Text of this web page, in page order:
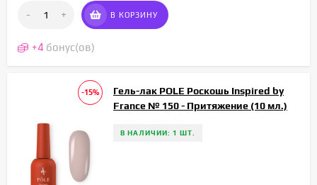
- + В КОРЗИНУ
+4 бонус(ов)
-15%
Гель-лак POLE Роскошь Inspired by
France № 150 - Притяжение (10 мл.)
В НАЛИЧИИ: 1 ШТ.